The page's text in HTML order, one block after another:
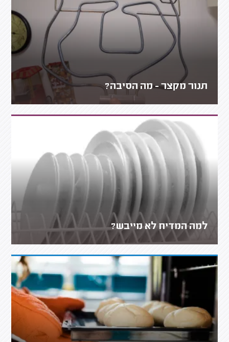
תנור מקצר - מה הסיבה?
למה המדיח לא מייבש?